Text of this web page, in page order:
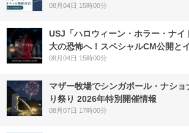
08月04日 15時00分
USJ「ハロウィーン・ホラー・ナイ
大の恐怖へ！スペシャルCM公開と
08月04日 15時00分
マザー牧場でシンガポール・ナシ
り祭り 2026年特別開催情報
08月07日 17時00分